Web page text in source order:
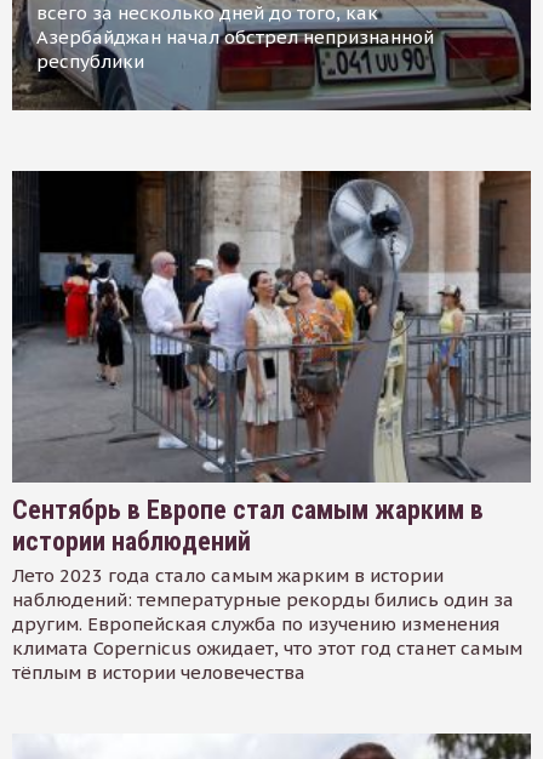
всего за несколько дней до того, как
Азербайджан начал обстрел непризнанной
республики
Сентябрь в Европе стал самым жарким в
истории наблюдений
Лето 2023 года стало самым жарким в истории
наблюдений: температурные рекорды бились один за
другим. Европейская служба по изучению изменения
климата Copernicus ожидает, что этот год станет самым
тёплым в истории человечества